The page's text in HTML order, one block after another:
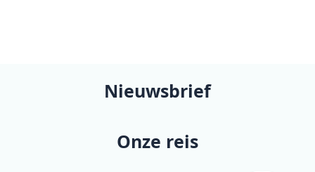
Nieuwsbrief
Onze reis